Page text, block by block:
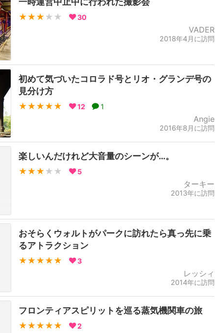
★★★ ★★ 30
VADER
2018年4月に訪問
初めて気づいたコロラド号とリオ・グランデ号の
見分け方
★★★★★ 12 1
Angie
2016年8月に訪問
楽しいんだけれど大音量のシーンが…。
★★★ ★★ 5
ターキー
2013年に訪問
おそらくウォルトがパークに訪れたら真っ先に乗
るアトラクション
★★★★★ 3
レッシィ
2014年に訪問
フロンティアスピリットを巡る蒸気機関車の旅
★★★★★ 2